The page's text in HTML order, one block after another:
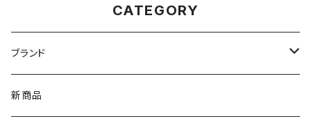
CATEGORY
ブランド
asics（アシックス）
新商品